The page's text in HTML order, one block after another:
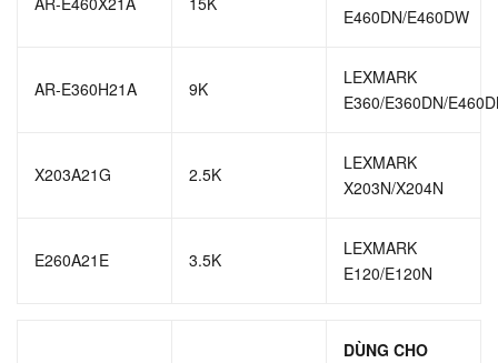
E460DN/E460DW
AR-E360H21A 9K
LEXMARK
E360/E360DN/
X203A21G 2.5K
LEXMARK
X203N/X204N
E260A21E 3.5K
LEXMARK
E120/E120N
DÙNG CHO